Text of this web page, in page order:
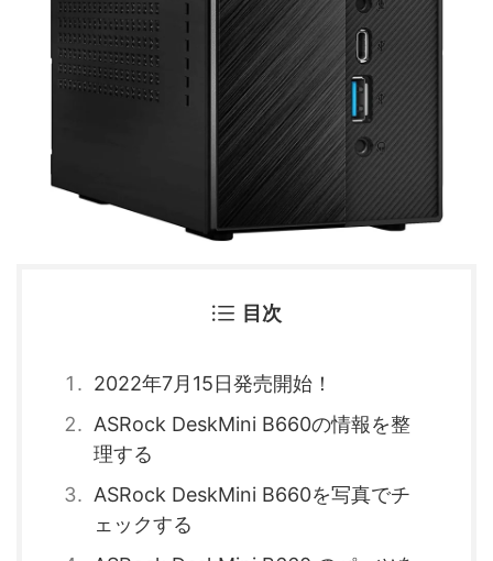
目次
2022年7月15日発売開始！
ASRock DeskMini B660の情報を整
理する
ASRock DeskMini B660を写真でチ
ェックする